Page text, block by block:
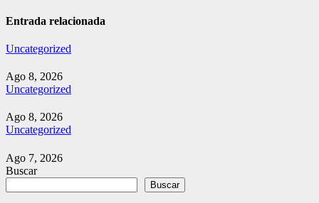
Entrada relacionada
Uncategorized
Ago 8, 2026
Uncategorized
Ago 8, 2026
Uncategorized
Ago 7, 2026
Buscar
Buscar